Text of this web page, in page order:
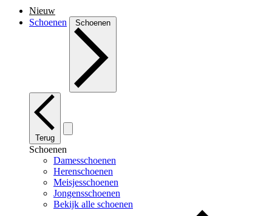
Nieuw
Schoenen
Schoenen
Terug
Schoenen
Damesschoenen
Herenschoenen
Meisjesschoenen
Jongensschoenen
Bekijk alle schoenen